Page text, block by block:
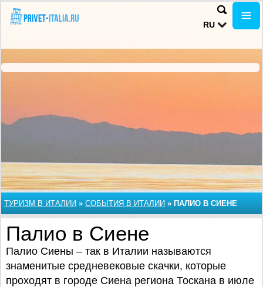
RU
ТУРИЗМ В ИТАЛИИ » СОБЫТИЯ В ИТАЛИИ » ПАЛИО В СИЕНЕ
Палио в Сиене
Палио Сиены – так в Италии называются
знаменитые средневековые скачки, которые
проходят в городе Сиена региона Тоскана в июле